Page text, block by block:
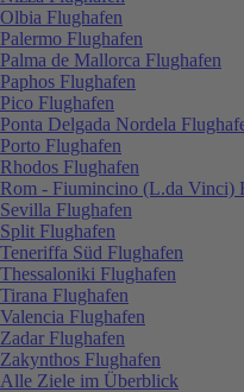
Olbia Flughafen
Palermo Flughafen
Palma de Mallorca Flughafen
Paphos Flughafen
Pico Flughafen
Ponta Delgada Nordela
Porto Flughafen
Rhodos Flughafen
Rom - Fiumincino (L.da Vinci)
Sevilla Flughafen
Split Flughafen
Teneriffa Süd Flughafen
Thessaloniki Flughafen
Tirana Flughafen
Valencia Flughafen
Zadar Flughafen
Zakynthos Flughafen
Alle Ziele im Überblick